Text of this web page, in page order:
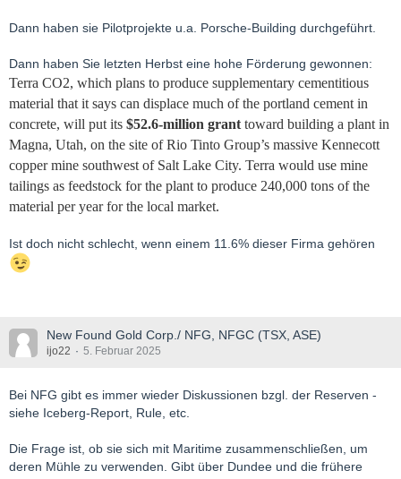
Dann haben sie Pilotprojekte u.a. Porsche-Building durchgeführt.
Dann haben Sie letzten Herbst eine hohe Förderung gewonnen:
Terra CO2, which plans to produce supplementary cementitious
material that it says can displace much of the portland cement in
concrete, will put its $52.6-million grant toward building a plant in
Magna, Utah, on the site of Rio Tinto Group’s massive Kennecott
copper mine southwest of Salt Lake City. Terra would use mine
tailings as feedstock for the plant to produce 240,000 tons of the
material per year for the local market.
Ist doch nicht schlecht, wenn einem 11.6% dieser Firma gehören
New Found Gold Corp./ NFG, NFGC (TSX, ASE)
ijo22 5. Februar 2025
Bei NFG gibt es immer wieder Diskussionen bzgl. der Reserven -
siehe Iceberg-Report, Rule, etc.
Die Frage ist, ob sie sich mit Maritime zusammenschließen, um
deren Mühle zu verwenden. Gibt über Dundee und die frühere